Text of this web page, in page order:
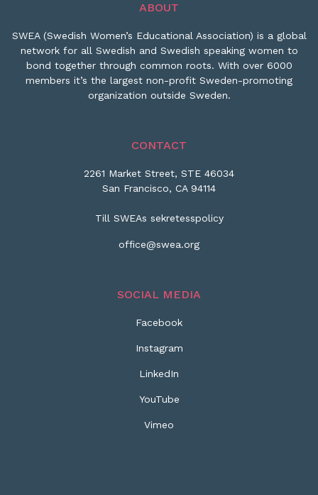
ABOUT
SWEA (Swedish Women’s Educational Association) is a global
network for all Swedish and Swedish speaking women to
bond together through common roots. With over 6000
members it’s the largest non-profit Sweden-promoting
organization outside Sweden.
CONTACT
2261 Market Street, STE 46034
San Francisco, CA 94114
Till SWEAs sekretesspolicy
office@swea.org
SOCIAL MEDIA
Facebook
Instagram
LinkedIn
YouTube
Vimeo